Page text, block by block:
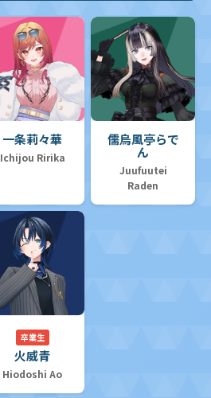
一条莉々華
Ichijou Ririka
儒烏風亭らで
ん
Juufuutei
Raden
卒業生
火威青
Hiodoshi Ao